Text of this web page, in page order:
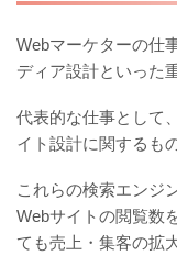
Webマーケターの仕
ディア設計といった
代表的な仕事として、
イト設計に関するも
これらの検索エンジ
Webサイトの閲覧数
ても売上・集客の拡